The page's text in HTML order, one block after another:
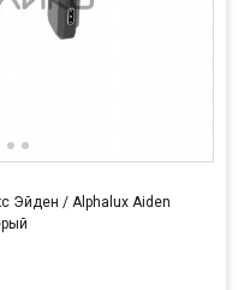
Эйден / Alphalux Aiden